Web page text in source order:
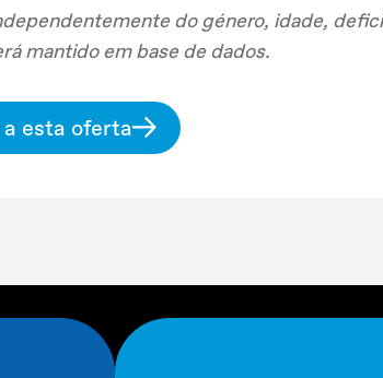
do género, idade,
mantido em base de dados.
esta oferta